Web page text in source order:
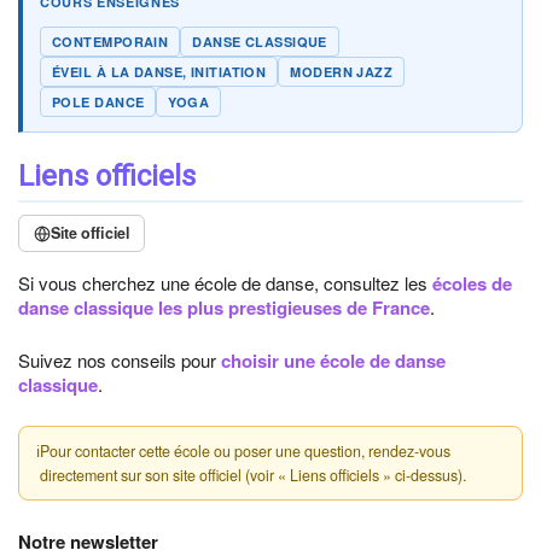
CONTEMPORAIN
DANSE CLASSIQUE
ÉVEIL À LA DANSE, INITIATION
MODERN JAZZ
POLE DANCE
YOGA
Liens officiels
Site officiel
Si vous cherchez une école de danse, consultez les écoles de
danse classique les plus prestigieuses de France.
Suivez nos conseils pourchoisir une école de danse
classique.
ℹPour contacter cette école ou poser une question, rendez-vous
directement sur son site officiel (voir « Liens officiels » ci-dessus).
Notre newsletter